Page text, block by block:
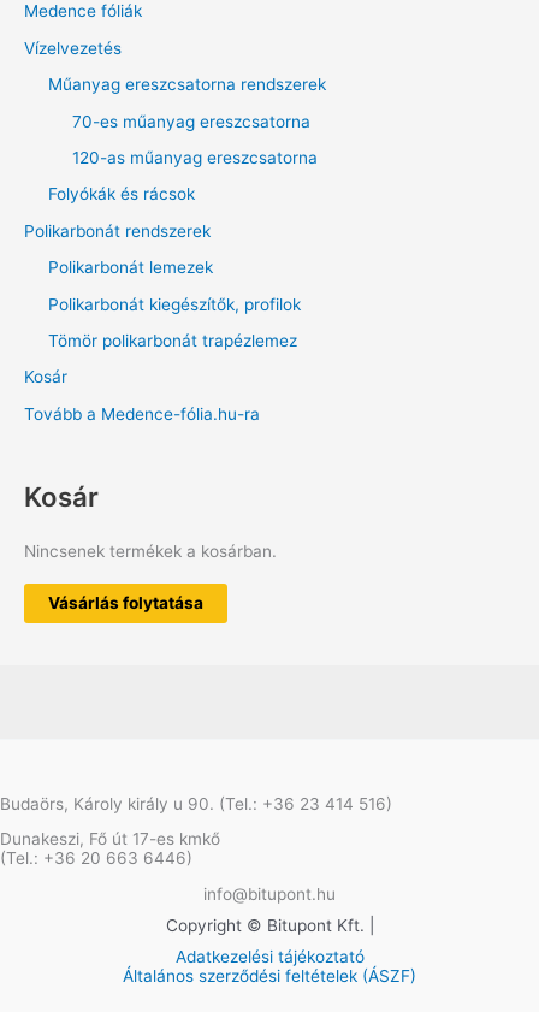
Medence fóliák
Vízelvezetés
Műanyag ereszcsatorna rendszerek
70-es műanyag ereszcsatorna
120-as műanyag ereszcsatorna
Folyókák és rácsok
Polikarbonát rendszerek
Polikarbonát lemezek
Polikarbonát kiegészítők, profilok
Tömör polikarbonát trapézlemez
Kosár
Tovább a Medence-fólia.hu-ra
Kosár
Nincsenek termékek a kosárban.
Vásárlás folytatása
Budaörs, Károly király u 90. (Tel.: +36 23 414 516)
Dunakeszi, Fő út 17-es kmkő
(Tel.: +36 20 663 6446)
info@bitupont.hu
Copyright © Bitupont Kft. |
Adatkezelési tájékoztató
Általános szerződési feltételek (ÁSZF)